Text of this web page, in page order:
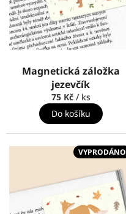
Magnetická záložka
jezevčík
75 Kč / ks
Do košíku
VYPRODÁNO